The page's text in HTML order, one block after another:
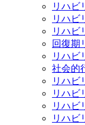
リハビ
リハビ
リハビ
回復期
リハビ
社会的
リハビ
リハビ
リハビ
リハビ